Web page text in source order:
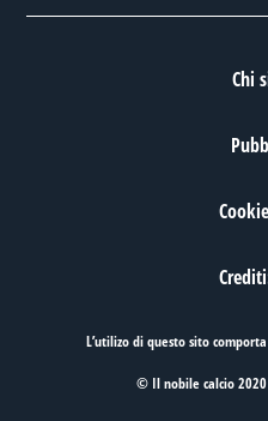
Chi
L’utilizo di questo sito
© Il nobile calcio